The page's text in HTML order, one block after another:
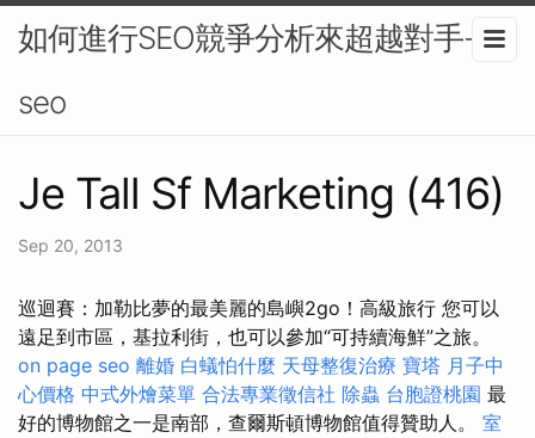
如何進行SEO競爭分析來超越對手-
seo
Je Tall Sf Marketing (416)
Sep 20, 2013
巡迴賽：加勒比夢的最美麗的島嶼2go！高級旅行 您可以
遠足到市區，基拉利街，也可以參加“可持續海鮮”之旅。
on page seo 離婚 白蟻怕什麼 天母整復治療 寶塔 月子中
心價格 中式外燴菜單 合法專業徵信社 除蟲 台胞證桃園 最
好的博物館之一是南部，查爾斯頓博物館值得贊助人。 室